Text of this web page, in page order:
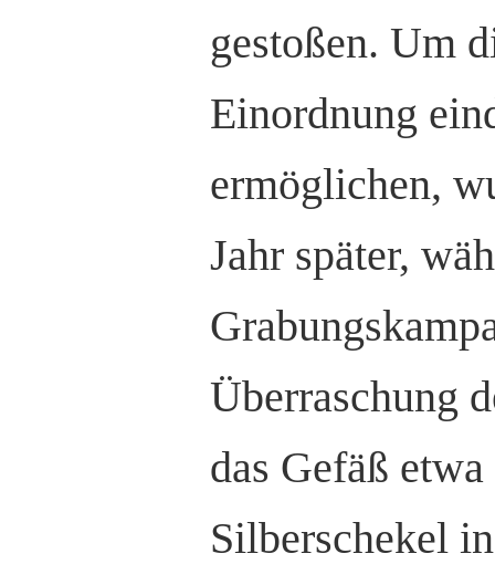
gestoßen. Um
Einordnung
ermöglichen,
Jahr später,
Überraschung
das Gefäß
Silberschekel